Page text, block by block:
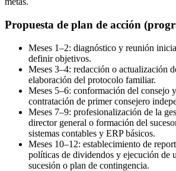
Propuesta de plan de acción
Meses 1–2: diagnóstico y reunión
definir objetivos.
Meses 3–4: redacción o actualización
elaboración del protocolo familiar.
Meses 5–6: conformación del consejo
contratación de primer consejero
Meses 7–9: profesionalización de la
director general o formación del
sistemas contables y ERP básicos.
Meses 10–12: establecimiento de
políticas de dividendos y ejecución de
sucesión o plan de contingencia.